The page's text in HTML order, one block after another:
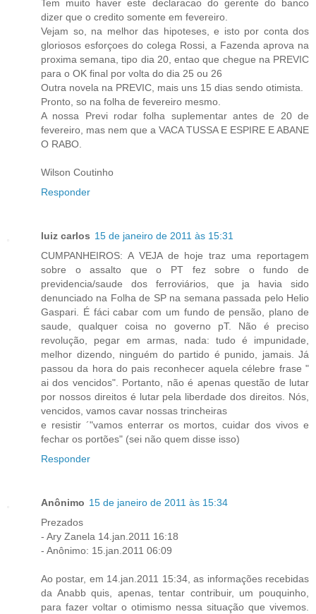
Tem muito haver este declaracao do gerente do banco
dizer que o credito somente em fevereiro.
Vejam so, na melhor das hipoteses, e isto por conta dos
gloriosos esforçoes do colega Rossi, a Fazenda aprova na
proxima semana, tipo dia 20, entao que chegue na PREVIC
para o OK final por volta do dia 25 ou 26
Outra novela na PREVIC, mais uns 15 dias sendo otimista.
Pronto, so na folha de fevereiro mesmo.
A nossa Previ rodar folha suplementar antes de 20 de
fevereiro, mas nem que a VACA TUSSA E ESPIRE E ABANE
O RABO.
Wilson Coutinho
Responder
luiz carlos 15 de janeiro de 2011 às 15:31
CUMPANHEIROS: A VEJA de hoje traz uma reportagem
sobre o assalto que o PT fez sobre o fundo de
previdencia/saude dos ferroviários, que ja havia sido
denunciado na Folha de SP na semana passada pelo Helio
Gaspari. É fáci cabar com um fundo de pensão, plano de
saude, qualquer coisa no governo pT. Não é preciso
revolução, pegar em armas, nada: tudo é impunidade,
melhor dizendo, ninguém do partido é punido, jamais. Já
passou da hora do pais reconhecer aquela célebre frase "
ai dos vencidos". Portanto, não é apenas questão de lutar
por nossos direitos é lutar pela liberdade dos direitos. Nós,
vencidos, vamos cavar nossas trincheiras
e resistir ´"vamos enterrar os mortos, cuidar dos vivos e
fechar os portões" (sei não quem disse isso)
Responder
Anônimo 15 de janeiro de 2011 às 15:34
Prezados
- Ary Zanela 14.jan.2011 16:18
- Anônimo: 15.jan.2011 06:09
Ao postar, em 14.jan.2011 15:34, as informações recebidas
da Anabb quis, apenas, tentar contribuir, um pouquinho,
para fazer voltar o otimismo nessa situação que vivemos.